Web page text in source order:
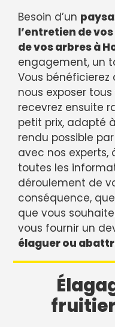
Besoin d’un
l’entretien de
de vos arbres à
engagement, un
Vous bénéficierez
nous exposer
recevrez ensuite
petit prix, adapté
rendu possible
avec nos experts,
toutes les
déroulement de
conséquence,
que vous
vous fournir un
élaguer ou